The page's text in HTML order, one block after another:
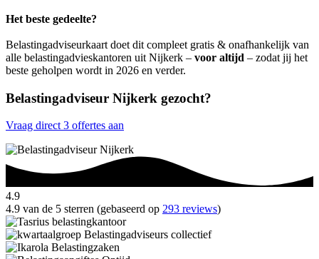
Het beste gedeelte?
Belastingadviseurkaart doet dit compleet gratis & onafhankelijk van
alle belastingadvieskantoren uit Nijkerk – voor altijd – zodat jij het
beste geholpen wordt in 2026 en verder.
Belastingadviseur Nijkerk gezocht?
Vraag direct 3 offertes aan
4.9
4.9 van de 5 sterren (gebaseerd op 293 reviews)